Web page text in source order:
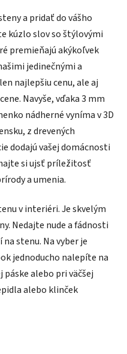
a pridať do vášho
kúzlo slov so štýlovými
premieňajú akýkoľvek
jedinečnými a
najlepšiu cenu, ale aj
Navyše, vďaka 3 mm
nádherné vyníma v 3D
z drevených
dodajú vašej domácnosti
si ujsť príležitosť
a umenia.
v interiéri. Je skvelým
Nedajte nude a fádnosti
stenu. Na vyber je
jednoducho nalepíte na
alebo pri väčšej
alebo klinček